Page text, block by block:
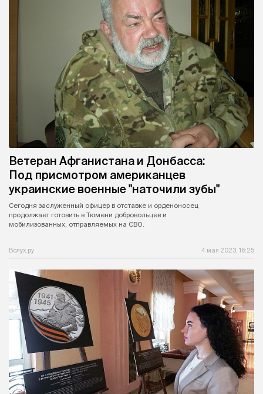
Ветеран Афганистана и Донбасса:
Под присмотром американцев
украинские военные "наточили зубы"
Сегодня заслуженный офицер в отставке и орденоносец
продолжает готовить в Тюмени добровольцев и
мобилизованных, отправляемых на СВО.
Вслух.ру 4 мая 2023, 16:25